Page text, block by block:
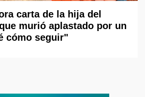
carta de la hija del
murió aplastado por un
cómo seguir"